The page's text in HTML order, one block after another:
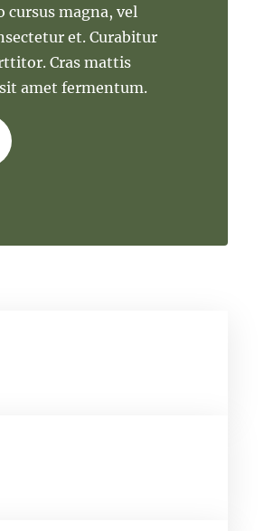
cursus magna, vel
et. Curabitur
Cras mattis
amet fermentum.